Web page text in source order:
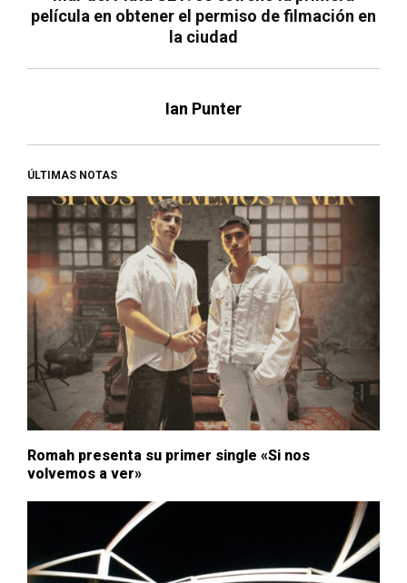
película en obtener el permiso de filmación en
la ciudad
Ian Punter
ÚLTIMAS NOTAS
Romah presenta su primer single «Si nos
volvemos a ver»